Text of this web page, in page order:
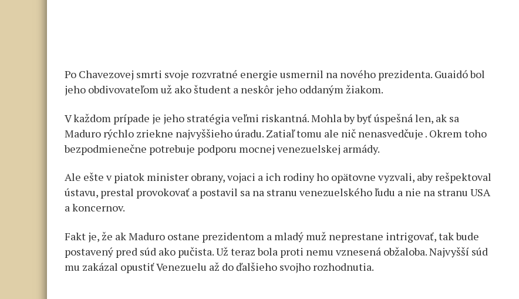
Po Chavezovej smrti svoje rozvratné energie usmernil na nového prezidenta. Guaidó bol
jeho obdivovateľom už ako študent a neskôr jeho oddaným žiakom.
V každom prípade je jeho stratégia veľmi riskantná. Mohla by byť úspešná len, ak sa
Maduro rýchlo zriekne najvyššieho úradu. Zatiaľ tomu ale nič nenasvedčuje . Okrem toho
bezpodmienečne potrebuje podporu mocnej venezuelskej armády.
Ale ešte v piatok minister obrany, vojaci a ich rodiny ho opätovne vyzvali, aby rešpektoval
ústavu, prestal provokovať a postavil sa na stranu venezuelského ľudu a nie na stranu USA
a koncernov.
Fakt je, že ak Maduro ostane prezidentom a mladý muž neprestane intrigovať, tak bude
postavený pred súd ako pučista. Už teraz bola proti nemu vznesená obžaloba. Najvyšší súd
mu zakázal opustiť Venezuelu až do ďalšieho svojho rozhodnutia.